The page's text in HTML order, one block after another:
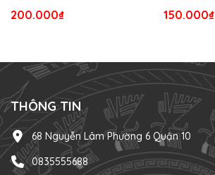
200.000₫ 150.000₫
THÔNG TIN
68 Nguyễn Lâm Phường 6 Quận 10
0835555688